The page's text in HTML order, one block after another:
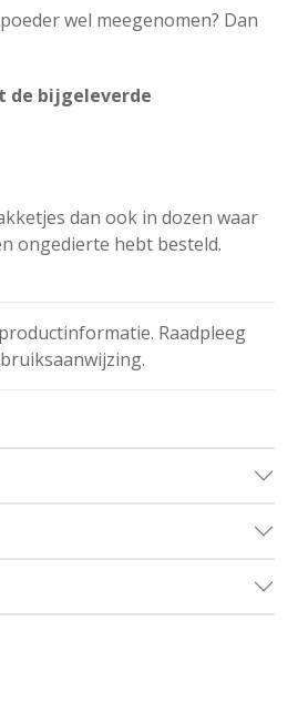
wel meegenomen? Dan
de bijgeleverde
dan ook in dozen waar
ongedierte hebt besteld.
Raadpleeg